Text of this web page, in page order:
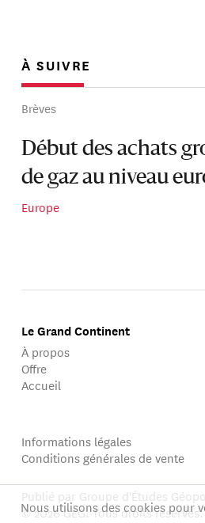
À SUIVRE
Brèves
Début des achats
de gaz au niveau
Europe
Le Grand Continent
À propos
Offre
Accueil
Informations légales
Conditions générales de vente
Publié par Groupe d'Études
© 2026 GEG. Tous droits réservés.
Nous utilisons des cookies pour